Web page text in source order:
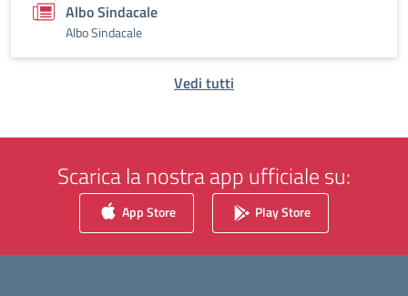
Albo Sindacale
Albo Sindacale
Vedi tutti
Scarica la nostra app ufficiale su:
App Store Play Store